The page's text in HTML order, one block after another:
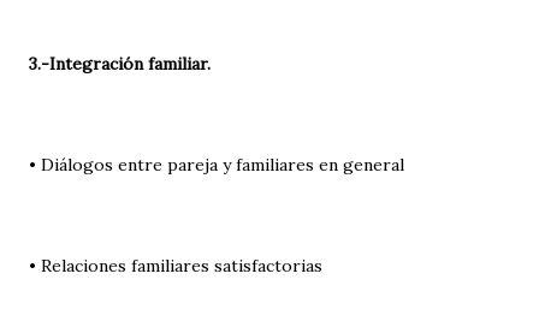
3.-Integración familiar.
• Diálogos entre pareja y familiares en general
• Relaciones familiares satisfactorias